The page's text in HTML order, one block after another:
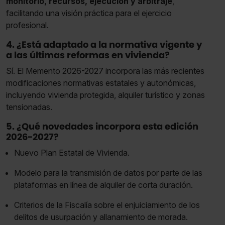
facilitando una visión práctica para el ejercicio
profesional.
4. ¿Está adaptado a la normativa vigente y
a las últimas reformas en vivienda?
Sí. El Memento 2026-2027 incorpora las más recientes
modificaciones normativas estatales y autonómicas,
incluyendo vivienda protegida, alquiler turístico y zonas
tensionadas.
5. ¿Qué novedades incorpora esta edición
2026-2027?
Nuevo Plan Estatal de Vivienda.
Modelo para la transmisión de datos por parte de las
plataformas en línea de alquiler de corta duración.
Criterios de la Fiscalía sobre el enjuiciamiento de los
delitos de usurpación y allanamiento de morada.